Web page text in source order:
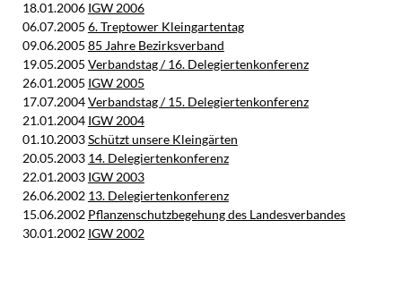
18.01.2006 IGW 2006
06.07.2005 6. Treptower Kleingartentag
09.06.2005 85 Jahre Bezirksverband
19.05.2005 Verbandstag / 16. Delegiertenkonferenz
26.01.2005 IGW 2005
17.07.2004Verbandstag / 15. Delegiertenkonferenz
21.01.2004 IGW 2004
01.10.2003Schützt unsere Kleingärten
20.05.2003 14. Delegiertenkonferenz
22.01.2003 IGW 2003
26.06.2002 13. Delegiertenkonferenz
15.06.2002 Pflanzenschutzbegehung des Landesverbandes
30.01.2002 IGW 2002